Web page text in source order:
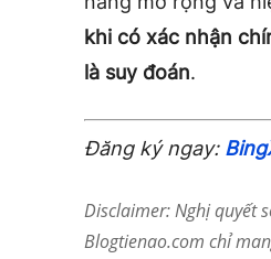
khi có xác nhận
là suy đoán.
Đăng ký ngay:
Disclaimer: Nghị quyết
Blogtienao.com chỉ